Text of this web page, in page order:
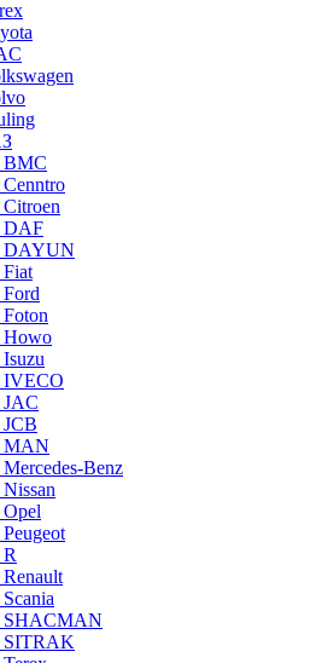
BMC
DAF
DAYUN
Howo
IVECO
MAN
Benz
SHACMAN
SITRAK